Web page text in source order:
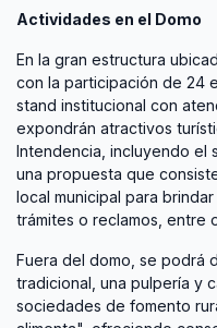
Actividades en el Domo
En la gran estructura
con la participación de 24
stand institucional con
expondrán atractivos
Intendencia, incluyendo el
una propuesta que
local municipal para
trámites o reclamos, entre
Fuera del domo, se podrá
tradicional, una pulpería y
sociedades de fomento